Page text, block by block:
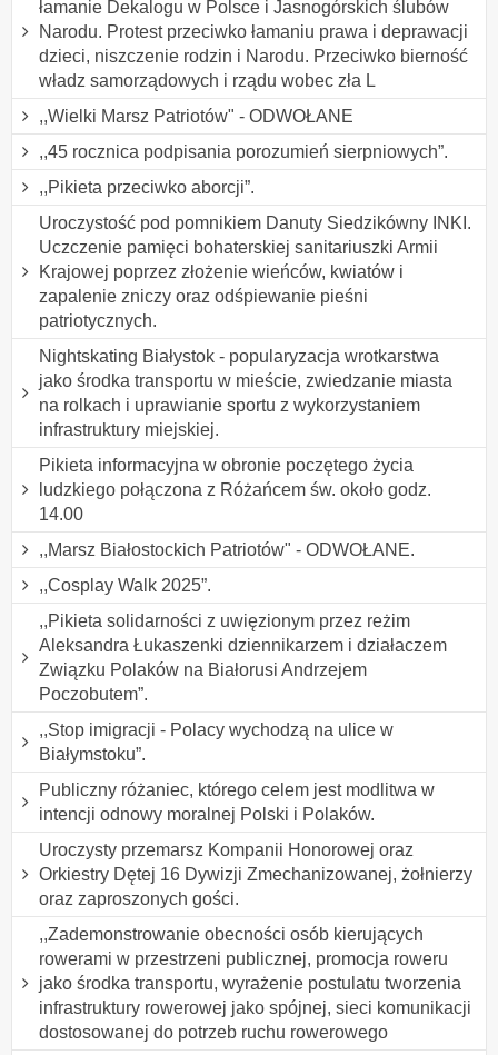
łamanie Dekalogu w Polsce i Jasnogórskich ślubów
Narodu. Protest przeciwko łamaniu prawa i deprawacji
dzieci, niszczenie rodzin i Narodu. Przeciwko bierność
władz samorządowych i rządu wobec zła L
,,Wielki Marsz Patriotów" - ODWOŁANE
,,45 rocznica podpisania porozumień sierpniowych”.
,,Pikieta przeciwko aborcji”.
Uroczystość pod pomnikiem Danuty Siedzikówny INKI.
Uczczenie pamięci bohaterskiej sanitariuszki Armii
Krajowej poprzez złożenie wieńców, kwiatów i
zapalenie zniczy oraz odśpiewanie pieśni
patriotycznych.
Nightskating Białystok - popularyzacja wrotkarstwa
jako środka transportu w mieście, zwiedzanie miasta
na rolkach i uprawianie sportu z wykorzystaniem
infrastruktury miejskiej.
Pikieta informacyjna w obronie poczętego życia
ludzkiego połączona z Różańcem św. około godz.
14.00
,,Marsz Białostockich Patriotów" - ODWOŁANE.
,,Cosplay Walk 2025”.
,,Pikieta solidarności z uwięzionym przez reżim
Aleksandra Łukaszenki dziennikarzem i działaczem
Związku Polaków na Białorusi Andrzejem
Poczobutem”.
,,Stop imigracji - Polacy wychodzą na ulice w
Białymstoku”.
Publiczny różaniec, którego celem jest modlitwa w
intencji odnowy moralnej Polski i Polaków.
Uroczysty przemarsz Kompanii Honorowej oraz
Orkiestry Dętej 16 Dywizji Zmechanizowanej, żołnierzy
oraz zaproszonych gości.
,,Zademonstrowanie obecności osób kierujących
rowerami w przestrzeni publicznej, promocja roweru
jako środka transportu, wyrażenie postulatu tworzenia
infrastruktury rowerowej jako spójnej, sieci komunikacji
dostosowanej do potrzeb ruchu rowerowego